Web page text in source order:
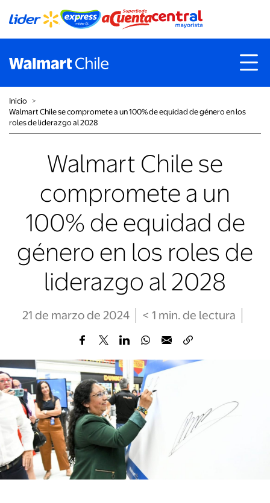
Inicio ˃
Walmart Chile se compromete a un 100% de equidad de género en los
roles de liderazgo al 2028
Walmart Chile se
compromete a un
100% de equidad de
género en los roles de
liderazgo al 2028
21 de marzo de 2024 < 1 min. de lectura